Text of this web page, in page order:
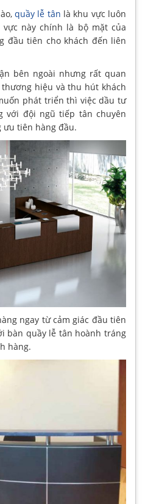
quầy lễ tân là khu vực luôn
này chính là bộ mặt của
đầu tiên cho khách đến liên
bên ngoài nhưng rất quan
hiệu và thu hút khách
phát triển thì việc dầu tư
với đội ngũ tiếp tân chuyên
tiên hàng đầu.
ngay từ cảm giác đầu tiên
bàn quầy lễ tân hoành tráng
hàng.